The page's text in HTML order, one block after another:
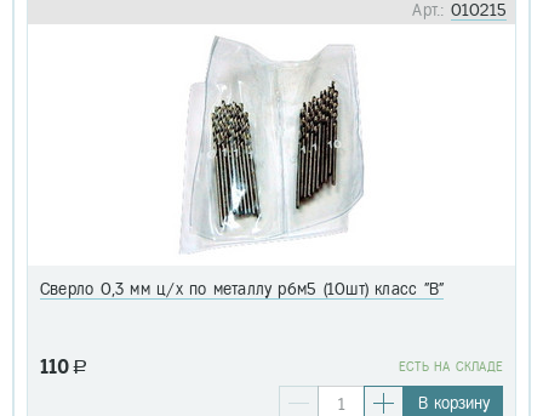
Арт.: 010215
Сверло 0,3 мм ц/х по металлу р6м5 (10шт) класс "В"
110 a EСТЬ НА СКЛАДЕ
В корзину